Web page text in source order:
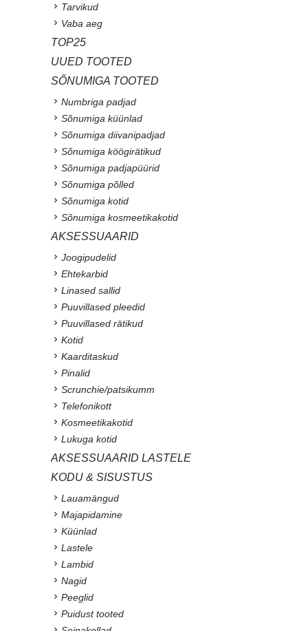
Tarvikud
Vaba aeg
TOP25
UUED TOOTED
SÕNUMIGA TOOTED
Numbriga padjad
Sõnumiga küünlad
Sõnumiga diivanipadjad
Sõnumiga köögirätikud
Sõnumiga padjapüürid
Sõnumiga põlled
Sõnumiga kotid
Sõnumiga kosmeetikakotid
AKSESSUAARID
Joogipudelid
Ehtekarbid
Linased sallid
Puuvillased pleedid
Puuvillased rätikud
Kotid
Kaarditaskud
Pinalid
Scrunchie/patsikumm
Telefonikott
Kosmeetikakotid
Lukuga kotid
AKSESSUAARID LASTELE
KODU & SISUSTUS
Lauamängud
Majapidamine
Küünlad
Lastele
Lambid
Nagid
Peeglid
Puidust tooted